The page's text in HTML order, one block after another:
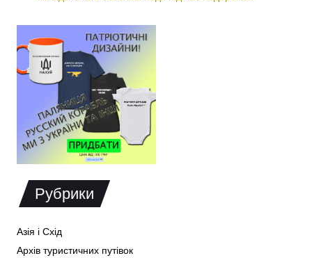
Рубрики
Азія і Схід
Архів туристичних путівок